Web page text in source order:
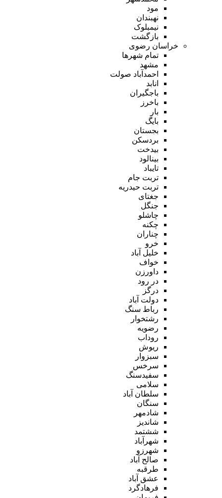
مود
نهبندان
نیمبلوک
بازگشت
خراسان رضوی
تمام شهر‌ها
مشهد
احمدآباد صولت
انابد
باجگیران
باخرز
بار
بایگ
بجستان
بردسکن
بیدخت
بینالود
تایباد
تربت جام
تربت حیدریه
جغتای
جنگل
چاشلو
چکنه
چناران
خرو
خلیل آباد
خواف
داورزن
در رود
درگز
دولت آباد
رباط سنگ
رشتخوار
رضویه
روداب
ریوش
سبزوار
سرخس
سفیدسنگ
سلامی
سلطان آباد
سنگان
شادمهر
شاندیز
ششتمد
شهرآباد
شهرزو
صالح آباد
طرقبه
عشق آباد
فرهادگرد